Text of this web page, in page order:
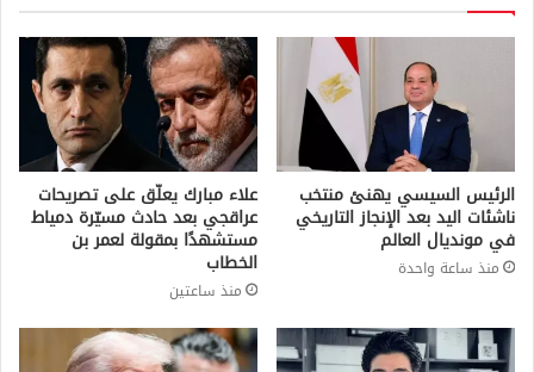
الرئيس السيسي يهنئ منتخب
ناشئات اليد بعد الإنجاز التاريخي
في مونديال العالم
منذ ساعة واحدة
علاء مبارك يعلّق على تصريحات
عراقجي بعد حادث مسيّرة دمياط
مستشهدًا بمقولة لعمر بن
الخطاب
منذ ساعتين